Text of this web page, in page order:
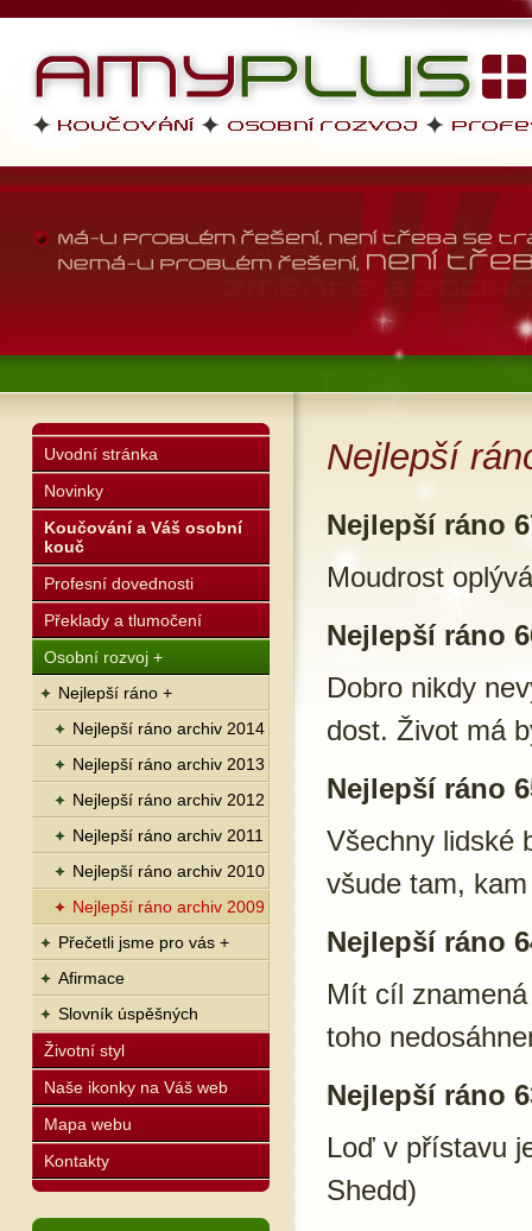
AMYPLUS
profesní dovednosti, osobní
životní styl
Uvodní stránka
Novinky
Koučování a Váš osobní
kouč
Profesní dovednosti
Překlady a tlumočení
Osobní rozvoj +
Nejlepší ráno +
Nejlepší ráno archiv 2014
Nejlepší ráno archiv 2013
Nejlepší ráno archiv 2012
Nejlepší ráno archiv 2011
Nejlepší ráno archiv 2010
Nejlepší ráno archiv 2009
Přečetli jsme pro vás +
Afirmace
Slovník úspěšných
Životní styl
Naše ikonky na Váš web
Mapa webu
Kontakty
Nejlepší
Nejlepší ráno
Moudrost
Nejlepší ráno
Dobro nikdy
dost. Život má
Nejlepší ráno
Všechny lidské
všude tam,
Nejlepší ráno
Mít cíl
toho
Nejlepší ráno
Loď v přístavu
Shedd)